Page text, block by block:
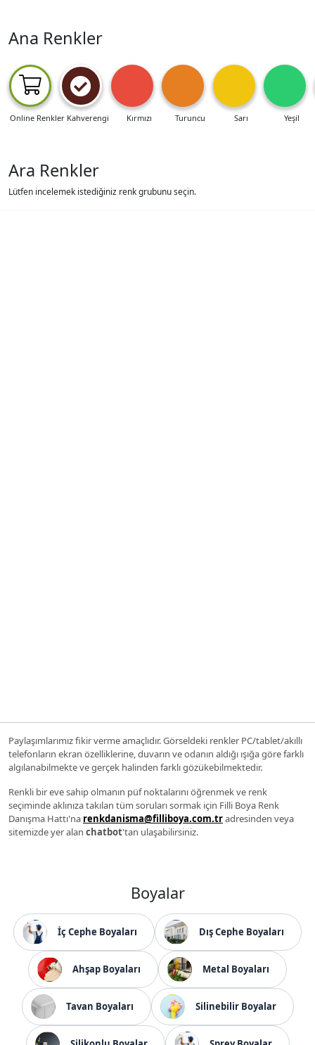
Ana Renkler
Online Renkler Kahverengi Kırmızı Turuncu Sarı Yeşil
Ara Renkler
Lütfen incelemek istediğiniz renk grubunu seçin.
Paylaşımlarımız fikir verme amaçlıdır. Görseldeki renkler PC/tablet/akıllı
telefonların ekran özelliklerine, duvarın ve odanın aldığı ışığa göre farklı
algılanabilmekte ve gerçek halinden farklı gözükebilmektedir.
Renkli bir eve sahip olmanın püf noktalarını öğrenmek ve renk
seçiminde aklınıza takılan tüm soruları sormak için Filli Boya Renk
Danışma Hattı'na renkdanisma@filliboya.com.tradresinden veya
sitemizde yer alan chatbot'tan ulaşabilirsiniz.
Boyalar
İç Cephe Boyaları Dış Cephe Boyaları
Ahşap Boyaları Metal Boyaları
Tavan Boyaları Silinebilir Boyalar